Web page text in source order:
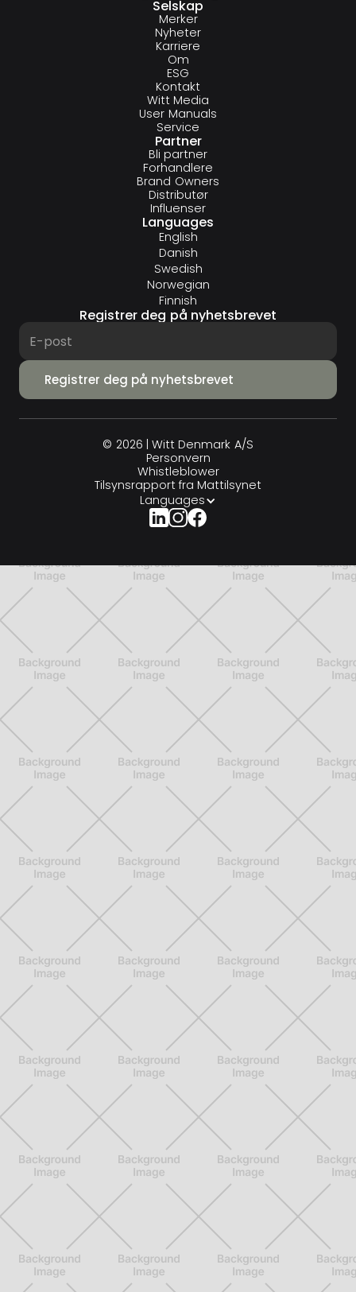
Selskap
Merker
Nyheter
Karriere
Om
ESG
Kontakt
Witt Media
User Manuals
Service
Partner
Bli partner
Forhandlere
Brand Owners
Distributør
Influenser
Languages
English
Danish
Swedish
Norwegian
Finnish
Registrer deg på nyhetsbrevet
© 2026 | Witt Denmark A/S
Personvern
Whistleblower
Tilsynsrapport fra Mattilsynet
Languages